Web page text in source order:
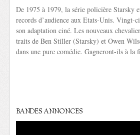
De 1975 à 1979, la série policière Starsky
records d’audience aux Etats-Unis. Vingt-
son adaptation ciné. Les nouveaux
traits de Ben Stiller (Starsky) et Owen
dans une pure comédie. Gagneront-ils à la
BANDES ANNONCES